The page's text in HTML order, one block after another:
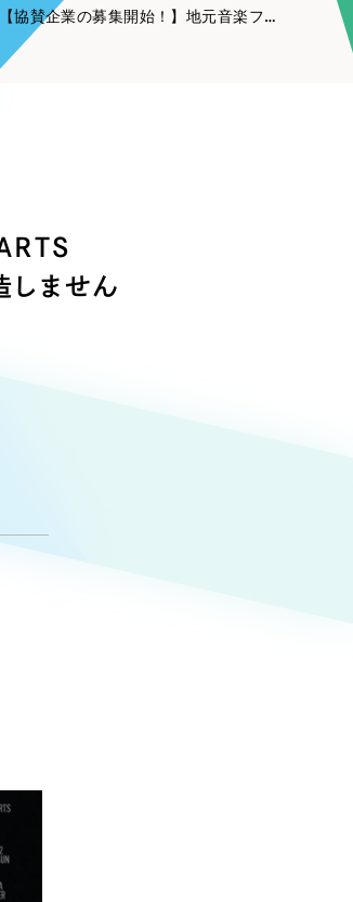
ド型工数管理ツール
協賛企業の募集開始！】地元音楽フェス『OOPARTS 2026』の協賛を通じて、新たな企業価値を創造しませんか？
しません